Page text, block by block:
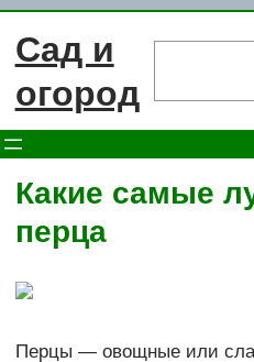
Перейти
Сад и
огород
Какие самые
перца
Перцы — овощные или